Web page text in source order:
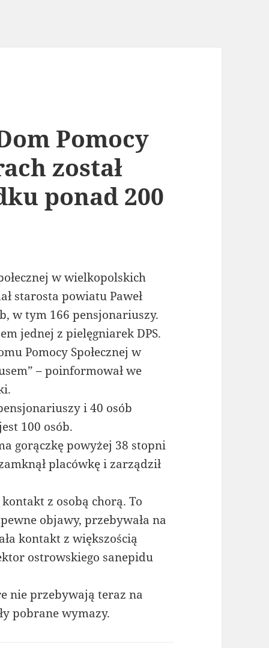
Pomocy
został
ponad 200
w wielkopolskich
starosta powiatu Paweł
w tym 166 pensjonariuszy.
jednej z pielęgniarek DPS.
Pomocy Społecznej w
– poinformował we
i 40 osób
100 osób.
gorączkę powyżej 38 stopni
placówkę i zarządził
z osobą chorą. To
objawy, przebywała na
kontakt z większością
ostrowskiego sanepidu
nie przebywają teraz na
pobrane wymazy.